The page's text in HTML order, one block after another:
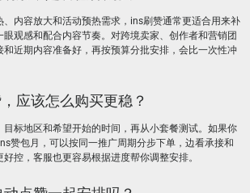
、内容放大和活动预热需求，ins刷赞通常更适合用来补
观感和配合内容节奏。对跨境卖家、创作者和营销团
和近期内容准备好，再按预算分批安排，会比一次性冲
应该怎么购买更稳？
标地区和希望开始的时间，再从小套餐测试。如果你
赞包月，可以按同一推广周期分步下单，边看承接和
控，客服也更容易根据进度帮你调整安排。